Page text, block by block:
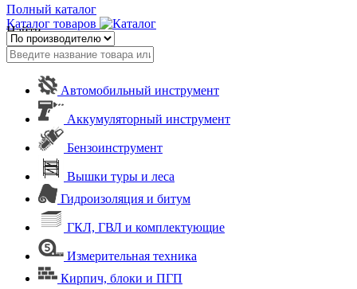
Полный каталог
Каталог товаров
Найти
Автомобильный инструмент
Аккумуляторный инструмент
Бензоинструмент
Вышки туры и леса
Гидроизоляция и битум
ГКЛ, ГВЛ и комплектующие
Измерительная техника
Кирпич, блоки и ПГП